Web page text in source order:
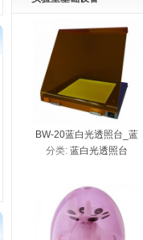
BW-20蓝白光透照台_蓝
光透照台_蓝光切胶仪_
分类: 蓝白光透照台